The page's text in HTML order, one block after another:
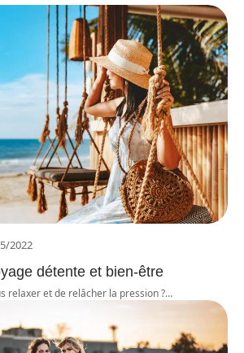
2022
détente et bien-être
relaxer et de relâcher la pression ?…